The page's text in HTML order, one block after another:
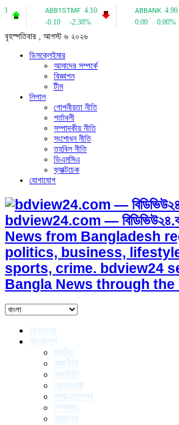
বৃহস্পতিবার , আগস্ট ৬ ২০২৬
ডিসক্লেইমার
আমাদের সম্পর্কে
বিজ্ঞাপন
টীম
লিগাল
গোপনীয়তা নীতি
শর্তাবলী
সম্পাদকীয় নীতি
সংশোধন নীতি
তহবিল নীতি
ডিএমসিএ
ফ্যাক্টচেক
যোগাযোগ
bdview24.com —
News from Bangladesh
politics, business,
sports, crime. bdview24
Bangla News through the
Home
বাংলাদেশ
জাতীয়
রাজনীতি
অর্থনীতি
আবহাওয়া
নগর-মহানগর
শিক্ষাঙ্গন
সারাদেশ